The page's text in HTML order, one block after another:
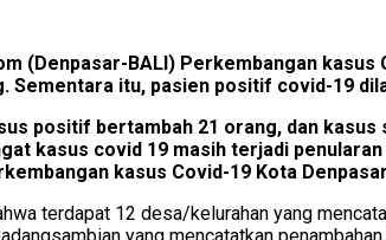
(Denpasar-BALI) Perkembangan
Sementara itu, pasien positif covid-19
positif bertambah 21 orang, dan
kasus covid 19 masih terjadi
kasus Covid-19 Kota
terdapat 12 desa/kelurahan yang